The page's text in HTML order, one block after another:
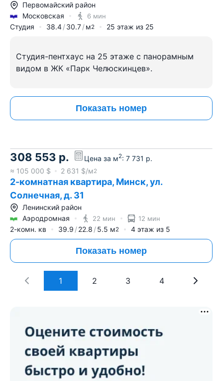
Первомайский район
Московская
6 мин
Студия 38.4 30.7 м2 25 этаж из 25
Студия-пентхаус на 25 этаже с панорамным
видом в ЖК «Парк Челюскинцев».
Показать номер
308 553 р. Цена за м2: 7 731 р.
≈ 105 000 $ 2 631 $/м2
2-комнатная квартира, Минск, ул.
Солнечная, д. 31
Ленинский район
Аэродромная
22 мин 12 мин
2-комн. кв 39.9 22.8 5.5 м2 4 этаж из 5
Показать номер
1 2 3 4